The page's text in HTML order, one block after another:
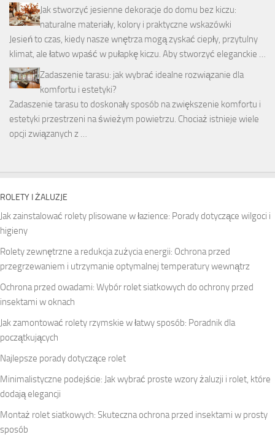
Jak stworzyć jesienne dekoracje do domu bez kiczu:
naturalne materiały, kolory i praktyczne wskazówki
Jesień to czas, kiedy nasze wnętrza mogą zyskać ciepły, przytulny
klimat, ale łatwo wpaść w pułapkę kiczu. Aby stworzyć eleganckie …
Zadaszenie tarasu: jak wybrać idealne rozwiązanie dla
komfortu i estetyki?
Zadaszenie tarasu to doskonały sposób na zwiększenie komfortu i
estetyki przestrzeni na świeżym powietrzu. Chociaż istnieje wiele
opcji związanych z …
ROLETY I ŻALUZJE
Jak zainstalować rolety plisowane w łazience: Porady dotyczące wilgoci i
higieny
Rolety zewnętrzne a redukcja zużycia energii: Ochrona przed
przegrzewaniem i utrzymanie optymalnej temperatury wewnątrz
Ochrona przed owadami: Wybór rolet siatkowych do ochrony przed
insektami w oknach
Jak zamontować rolety rzymskie w łatwy sposób: Poradnik dla
początkujących
Najlepsze porady dotyczące rolet
Minimalistyczne podejście: Jak wybrać proste wzory żaluzji i rolet, które
dodają elegancji
Montaż rolet siatkowych: Skuteczna ochrona przed insektami w prosty
sposób